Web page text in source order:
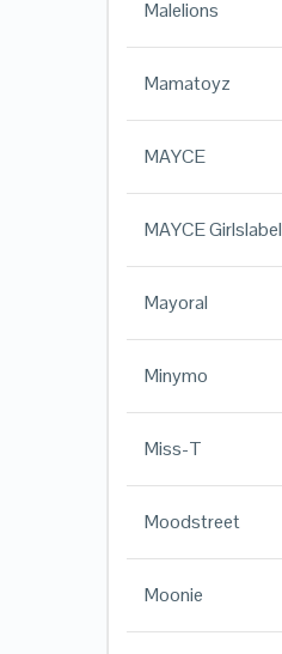
Malelions
Mamatoyz
MAYCE
MAYCE Girlslabel
Mayoral
Minymo
Miss-T
Moodstreet
Moonie